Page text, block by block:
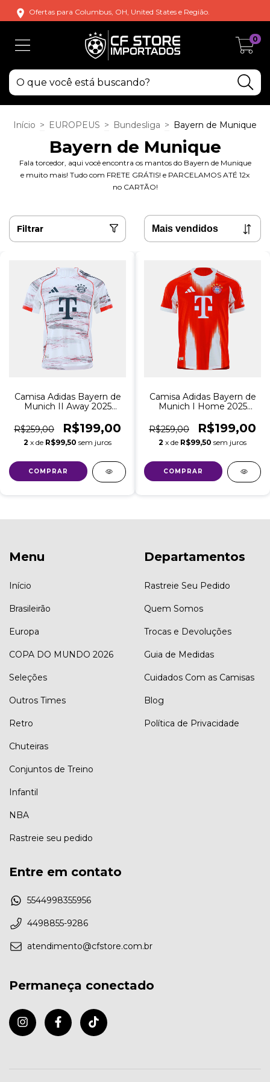
Ofertas para Columbus, OH, United States e Região.
0
Início > EUROPEUS > Bundesliga > Bayern de Munique
Bayern de Munique
Fala torcedor, aqui você encontra os mantos do Bayern de Munique
e muito mais! Tudo com FRETE GRÁTIS! e PARCELAMOS ATÉ 12x
no CARTÃO!
Filtrar
Camisa Adidas Bayern de
Munich II Away 2025
Copa Casa - Branco
R$259,00 R$199,00
2 x de R$99,50 sem juros
COMPRAR
Camisa Adidas Bayern de
Munich I Home 2025
Copa Casa - Vermelho
R$259,00 R$199,00
2 x de R$99,50 sem juros
COMPRAR
Menu
Início
Brasileirão
Europa
COPA DO MUNDO 2026
Seleções
Outros Times
Retro
Chuteiras
Conjuntos de Treino
Infantil
NBA
Rastreie seu pedido
Departamentos
Rastreie Seu Pedido
Quem Somos
Trocas e Devoluções
Guia de Medidas
Cuidados Com as Camisas
Blog
Política de Privacidade
Entre em contato
5544998355956
4498855-9286
atendimento@cfstore.com.br
Permaneça conectado